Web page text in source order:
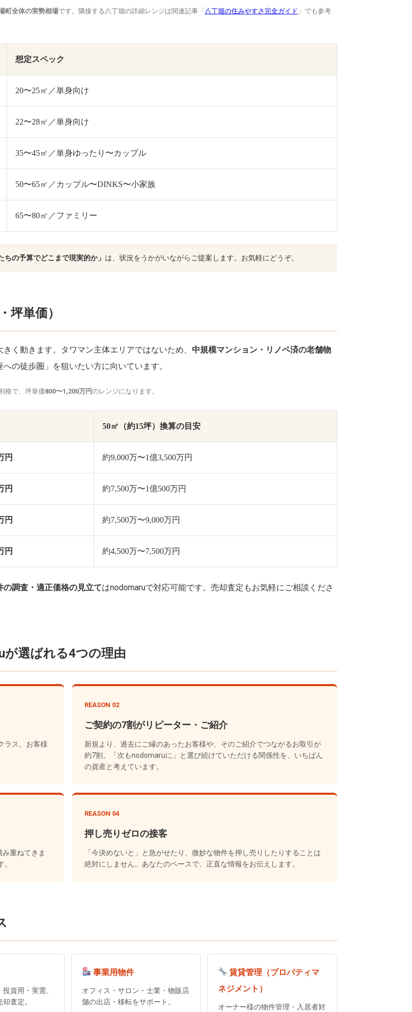
町全体の実勢相場です。隣接する八丁堀の詳細レンジは関連記事「 八丁堀の住みやすさ完全ガイド 」でも参考
想定スペック
20〜25㎡／単身向け
22〜28㎡／単身向け
35〜45㎡／単身ゆったり〜カップル
50〜65㎡／カップル〜DINKS〜小家族
65〜80㎡／ファミリー
ちの予算でどこまで現実的か」 は、状況をうかがいながらご提案します。お気軽にどうぞ。
坪単価）
く動きます。タワマン主体エリアではないため、 中規模マンション・リノベ済の老舗物
の徒歩圏」を狙いたい方に向いています。
格で、坪単価800〜1,200万円のレンジになります。
50㎡（約15坪）換算の目安
円 約9,000万〜1億3,500万円
円 約7,500万〜1億500万円
円 約7,500万〜9,000万円
円 約4,500万〜7,500万円
の調査・適正価格の見立てはnodomaruで対応可能です。売却査定もお気軽にご相談くださ
が選ばれる4つの理由
ラス。お客様
REASON 02
ご契約の7割がリピーター・ご紹介
新規より、過去にご縁のあったお客様や、そのご紹介でつながるお取引が
約7割。「次もnodomaruに」と選び続けていただける関係性を、いちばん
の資産と考えています。
重ねてきま
REASON 04
押し売りゼロの接客
「今決めないと」と急がせたり、微妙な物件を押し売りしたりすることは
絶対にしません。あなたのペースで、正直な情報をお伝えします。
資用・実需、
査定。
事業用物件
オフィス・サロン・士業・物販店
舗の出店・移転をサポート。
賃貸管理（プロパティマ
ネジメント）
オーナー様の物件管理・入居者対